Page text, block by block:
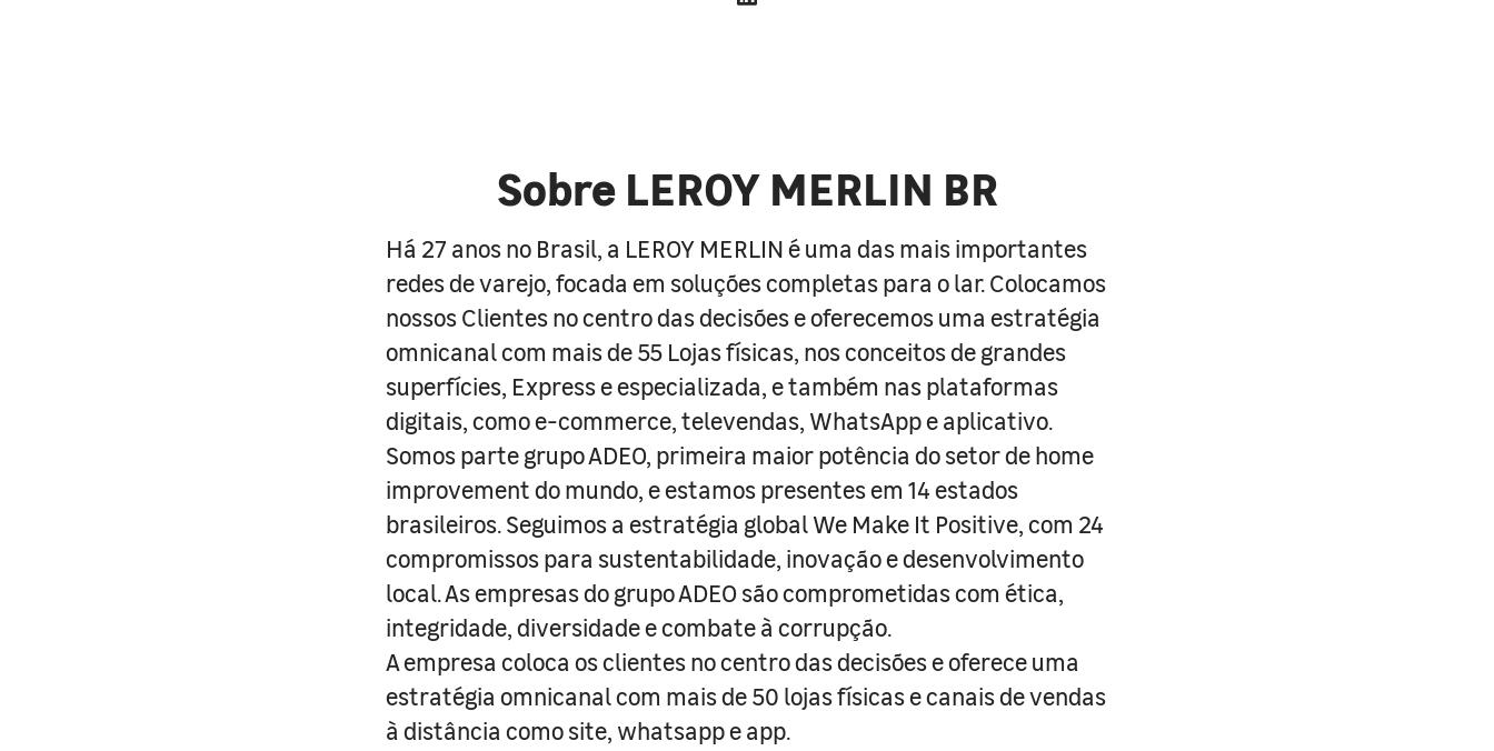
Sobre LEROY MERLIN BR
Há 27 anos no Brasil, a LEROY MERLIN é uma das mais importantes
redes de varejo, focada em soluções completas para o lar. Colocamos
nossos Clientes no centro das decisões e oferecemos uma estratégia
omnicanal com mais de 55 Lojas físicas, nos conceitos de grandes
superfícies, Express e especializada, e também nas plataformas
digitais, como e-commerce, televendas, WhatsApp e aplicativo.
Somos parte grupo ADEO, primeira maior potência do setor de home
improvement do mundo, e estamos presentes em 14 estados
brasileiros. Seguimos a estratégia global We Make It Positive, com 24
compromissos para sustentabilidade, inovação e desenvolvimento
local. As empresas do grupo ADEO são comprometidas com ética,
integridade, diversidade e combate à corrupção.
A empresa coloca os clientes no centro das decisões e oferece uma
estratégia omnicanal com mais de 50 lojas físicas e canais de vendas
à distância como site, whatsapp e app.